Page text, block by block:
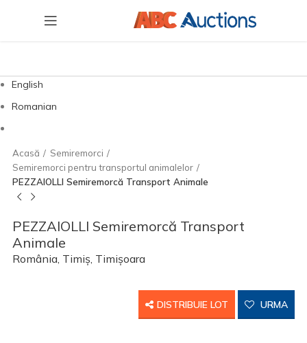
English
Romanian
Acasă
Semiremorci
Semiremorci pentru transportul animalelor
PEZZAIOLLI Semiremorcă Transport Animale
PEZZAIOLLI Semiremorcă Transport
Animale
România, Timiș, Timișoara
DISTRIBUIE LOT URMA